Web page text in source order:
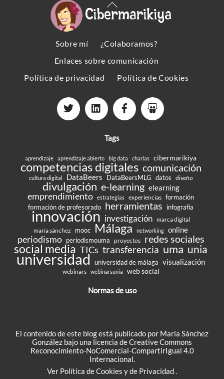
Back
To
Sobre mí
¿Colaboramos?
Enlaces sobre comunicación
Política de privacidad
Política de Cookies
Tags
aprendizaje aprendizaje abierto big data charlas cibermarikiya
competencias digitales comunicación
cultura digital DataBeers DataBeersMLG datos diseño
divulgación e-learning elearning
emprendimiento estrategias experiencias formación
formación de profesorado herramientas infografía
innovación investigación marca digital
maría sánchez
mooc Málaga networking online
periodismo periodismouma proyectos redes sociales
social media TICs transferencia uma unia
universidad universidad de málaga visualización
webinars webinarsunia web social
Normas de uso
El contenido de este blog está publicado por María Sánchez
González bajo una licencia de Creative Commons
Reconocimiento-NoComercial-CompartirIgual 4.0
Internacional.
Ver Política de Cookies y de Privacidad.